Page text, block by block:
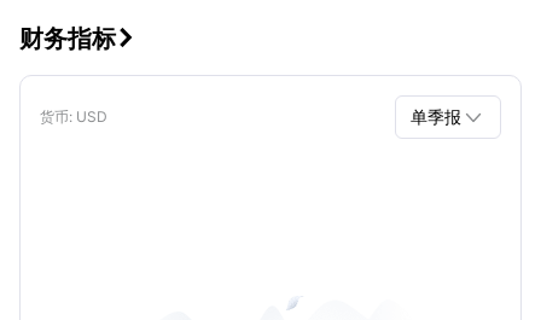
财务指标
货币: USD 单季报 